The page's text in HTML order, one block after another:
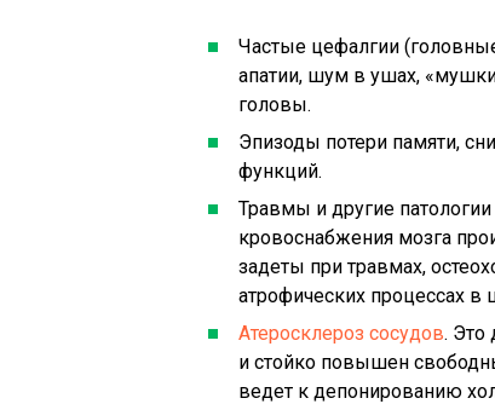
Частые цефалгии
апатии, шум в ушах,
головы.
Эпизоды потери памяти,
функций.
Травмы и другие
кровоснабжения мозга
задеты при травмах,
атрофических процессах в
Атеросклероз сосудов. Это
и стойко повышен
ведет к депонированию